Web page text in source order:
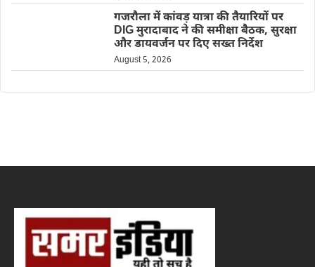
गजरौला में कांवड़ यात्रा की तैयारियों पर
DIG मुरादाबाद ने की समीक्षा बैठक, सुरक्षा
और डायवर्जन पर दिए सख्त निर्देश
August 5, 2026